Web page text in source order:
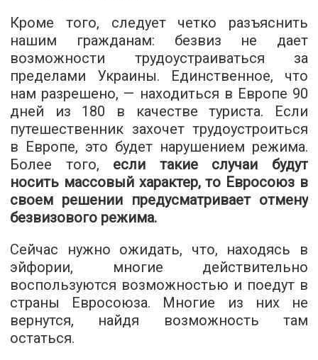
Кроме того, следует четко разъяснить
нашим гражданам: безвиз не дает
возможности трудоустраиваться за
пределами Украины. Единственное, что
нам разрешено, — находиться в Европе 90
дней из 180 в качестве туриста. Если
путешественник захочет трудоустроиться
в Европе, это будет нарушением режима.
Более того, если такие случаи будут
носить массовый характер, то Евросоюз в
своем решении предусматривает отмену
безвизового режима.
Сейчас нужно ожидать, что, находясь в
эйфории, многие действительно
воспользуются возможностью и поедут в
страны Евросоюза. Многие из них не
вернутся, найдя возможность там
остаться.